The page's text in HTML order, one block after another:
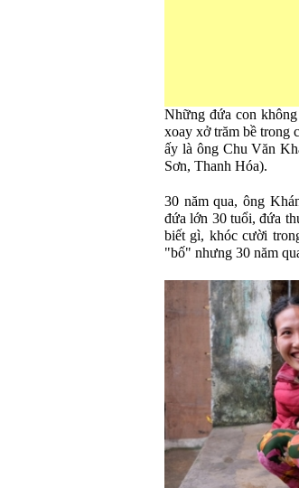
Những đứa con
xoay xở trăm bề trong
ấy là ông Chu Văn
Sơn, Thanh Hóa).
30 năm qua, ông
đứa lớn 30 tuổi, đứa
biết gì, khóc cười
"bố" nhưng 30 năm